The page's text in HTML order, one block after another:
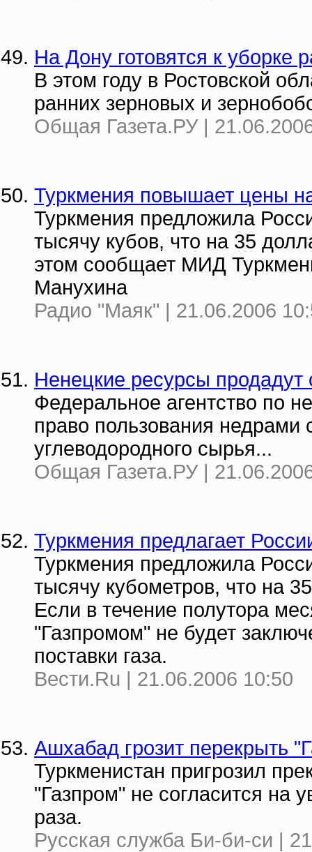
На Дону готовятся к уборке
В этом году в Ростовской
ранних зерновых и
Общая Газета.РУ |
Туркмения повышает цены
Туркмения предложила
тысячу кубов, что на 35
этом сообщает МИД
Манухина
Радио "Маяк" | 21.06.2006
Ненецкие ресурсы продадут
Федеральное агентство по
право пользования
углеводородного сырья...
Общая Газета.РУ |
Туркмения предлагает
Туркмения предложила
тысячу кубометров, что на
Если в течение полутора
"Газпромом" не будет
поставки газа.
Вести.Ru | 21.06.2006 10:50
Ашхабад грозит перекрыть
Туркменистан пригрозил
"Газпром" не согласится на
раза.
Русская служба Би-би-си |